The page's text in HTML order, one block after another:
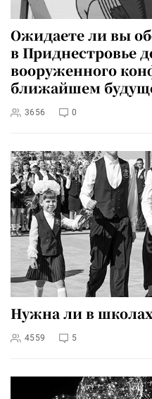
Ожидаете ли вы
в Приднестровье
вооруженного
ближайшем
3656 0
Нужна ли в
4559 5